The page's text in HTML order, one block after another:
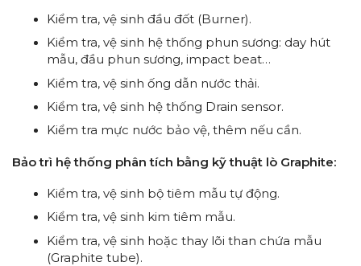
Kiểm tra, vệ sinh đầu đốt (Burner).
Kiểm tra, vệ sinh hệ thống phun sương: day hút
mẫu, đầu phun sương, impact beat…
Kiểm tra, vệ sinh ống dẫn nước thải.
Kiểm tra, vệ sinh hệ thống Drain sensor.
Kiểm tra mực nước bảo vệ, thêm nếu cần.
Bảo trì hệ thống phân tích bằng kỹ thuật lò Graphite:
Kiểm tra, vệ sinh bộ tiêm mẫu tự động.
Kiểm tra, vệ sinh kim tiêm mẫu.
Kiểm tra, vệ sinh hoặc thay lõi than chứa mẫu
(Graphite tube).